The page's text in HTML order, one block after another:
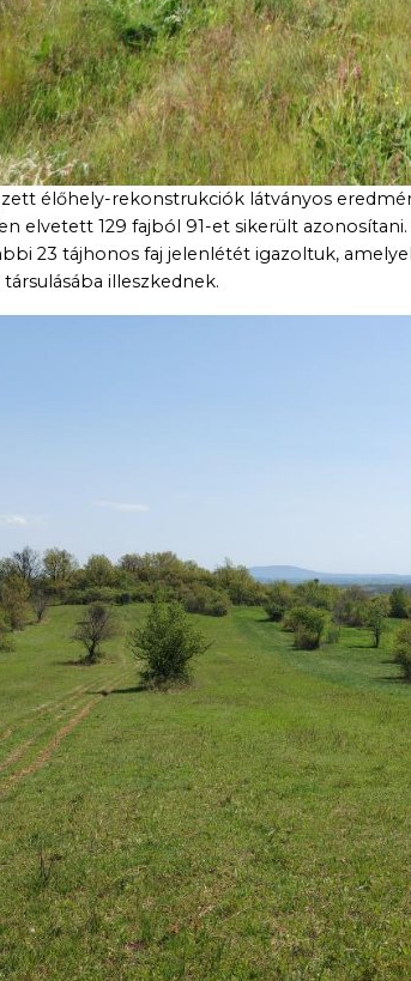
élőhely-rekonstrukciók látványos
elvetett 129 fajból 91-et sikerült
23 tájhonos faj jelenlétét igazoltuk,
illeszkednek.